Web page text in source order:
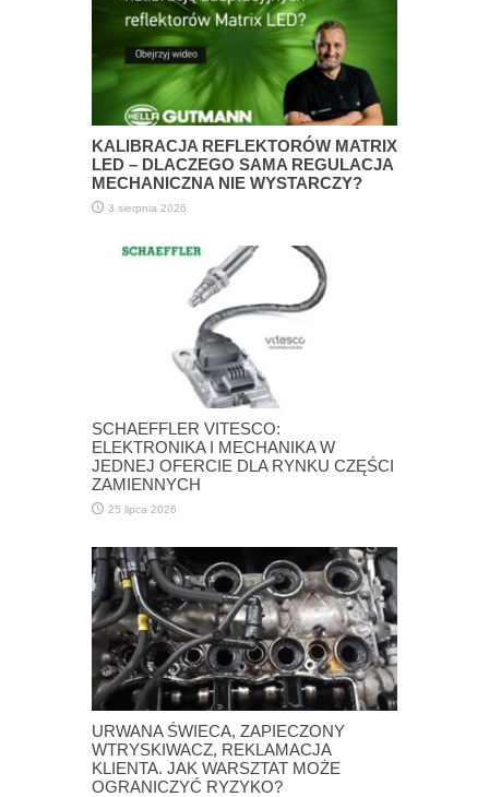
KALIBRACJA REFLEKTORÓW MATRIX
LED – DLACZEGO SAMA REGULACJA
MECHANICZNA NIE WYSTARCZY?
3 sierpnia 2026
SCHAEFFLER VITESCO:
ELEKTRONIKA I MECHANIKA W
JEDNEJ OFERCIE DLA RYNKU CZĘŚCI
ZAMIENNYCH
25 lipca 2026
URWANA ŚWIECA, ZAPIECZONY
WTRYSKIWACZ, REKLAMACJA
KLIENTA. JAK WARSZTAT MOŻE
OGRANICZYĆ RYZYKO?